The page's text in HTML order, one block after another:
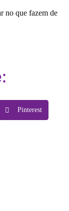
no que fazem de
Pinterest